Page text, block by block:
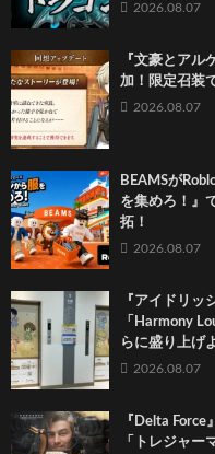
2026.08.07
『文豪とア
加！限定召装
2026.08.07
BEAMSが
を集めろ！』
拓！
2026.08.07
『アイドリッ
「Harmony
らに盛り上げ
2026.08.07
『Delta
「トレジャー